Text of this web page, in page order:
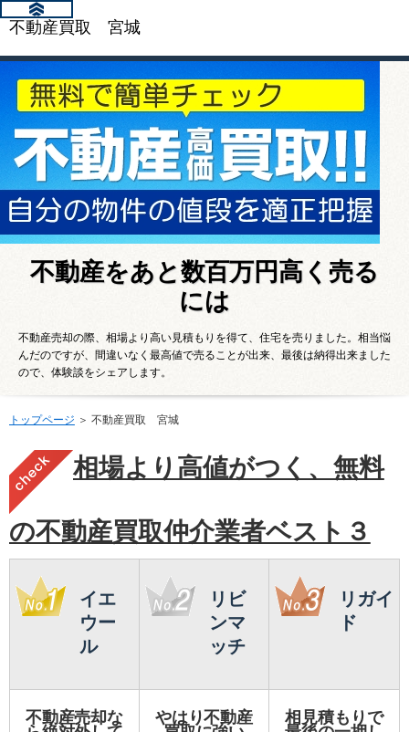
不動産買取 宮城
不動産をあと数百万円高く売る
には
不動産売却の際、相場より高い見積もりを得て、住宅を売りました。相当悩
んだのですが、間違いなく最高値で売ることが出来、最後は納得出来ました
ので、体験談をシェアします。
トップページ ＞ 不動産買取 宮城
相場より高値がつく、無料
の不動産買取仲介業者ベスト３
イエ
ウー
ル
リビ
ンマ
ッチ
リガイ
ド
不動産売却な
やはり不動産
相見積もりで